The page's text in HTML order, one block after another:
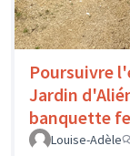
Poursuivre
Jardin
banquette
Louise-Adèle